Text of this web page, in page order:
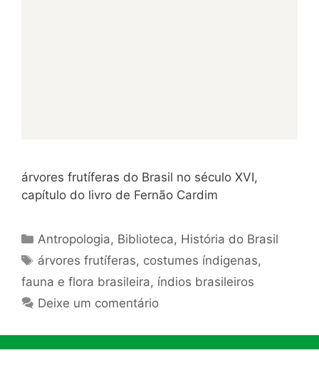
árvores frutíferas do Brasil no século XVI,
capítulo do livro de Fernão Cardim
Categorias
Antropologia, Biblioteca, História do Brasil
Tags
árvores frutíferas, costumes índigenas,
fauna e flora brasileira, índios brasileiros
Deixe um comentário